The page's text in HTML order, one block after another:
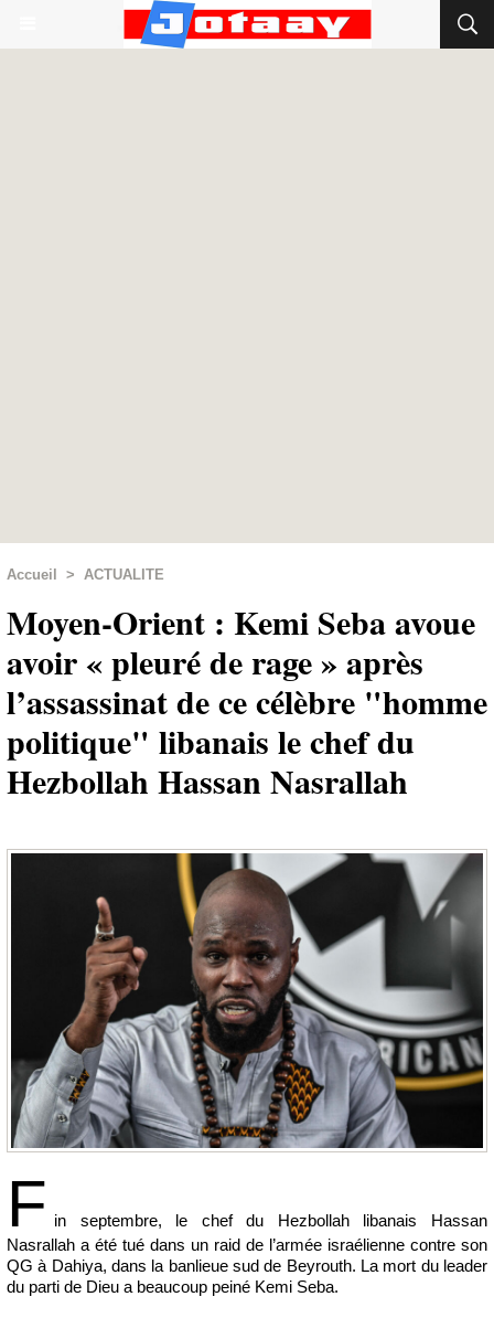
Accueil > ACTUALITE
Moyen-Orient : Kemi Seba avoue
avoir « pleuré de rage » après
l’assassinat de ce célèbre "homme
politique" libanais le chef du
Hezbollah Hassan Nasrallah
F in septembre, le chef du Hezbollah libanais Hassan
Nasrallah a été tué dans un raid de l’armée israélienne contre son
QG à Dahiya, dans la banlieue sud de Beyrouth. La mort du leader
du parti de Dieu a beaucoup peiné Kemi Seba.